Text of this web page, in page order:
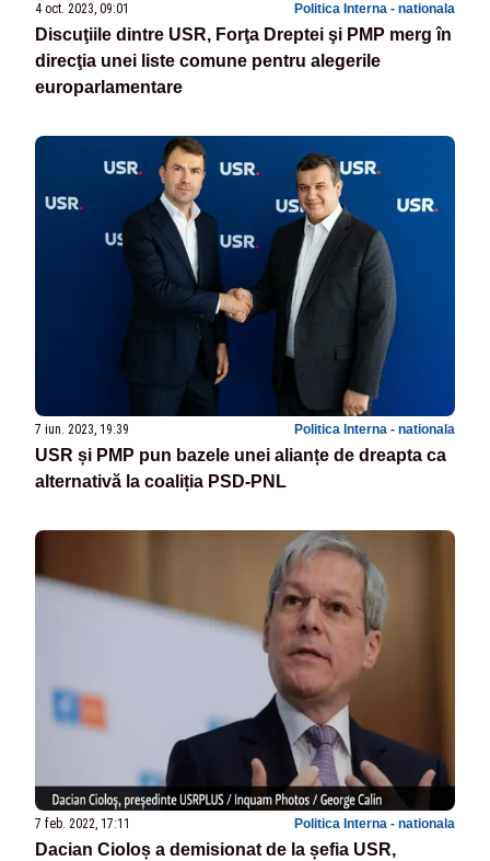
4 oct. 2023, 09:01 Politica Interna - nationala
Discuţiile dintre USR, Forţa Dreptei şi PMP merg în
direcţia unei liste comune pentru alegerile
europarlamentare
7 iun. 2023, 19:39 Politica Interna - nationala
USR și PMP pun bazele unei alianțe de dreapta ca
alternativă la coaliția PSD-PNL
7 feb. 2022, 17:11 Politica Interna - nationala
Dacian Cioloș a demisionat de la șefia USR,